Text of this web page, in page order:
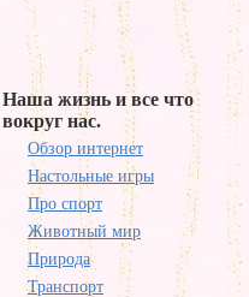
Наша жизнь и все что
вокруг нас.
Обзор интернет
Настольные игры
Про спорт
Животный мир
Природа
Транспорт